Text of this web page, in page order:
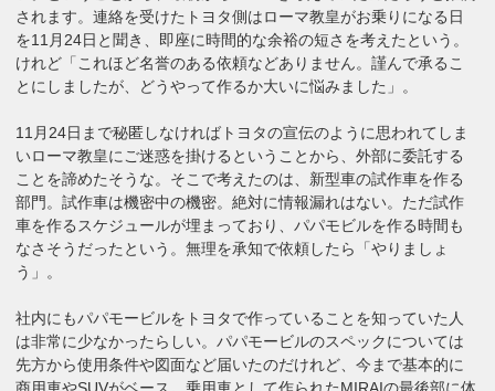
されます。連絡を受けたトヨタ側はローマ教皇がお乗りになる日
を11月24日と聞き、即座に時間的な余裕の短さを考えたという。
けれど「これほど名誉のある依頼などありません。謹んで承るこ
とにしましたが、どうやって作るか大いに悩みました」。
11月24日まで秘匿しなければトヨタの宣伝のように思われてしま
いローマ教皇にご迷惑を掛けるということから、外部に委託する
ことを諦めたそうな。そこで考えたのは、新型車の試作車を作る
部門。試作車は機密中の機密。絶対に情報漏れはない。ただ試作
車を作るスケジュールが埋まっており、パパモビルを作る時間も
なさそうだったという。無理を承知で依頼したら「やりましょ
う」。
社内にもパパモービルをトヨタで作っていることを知っていた人
は非常に少なかったらしい。パパモービルのスペックについては
先方から使用条件や図面など届いたのだけれど、今まで基本的に
商用車やSUVがベース。乗用車として作られたMIRAIの最後部に体